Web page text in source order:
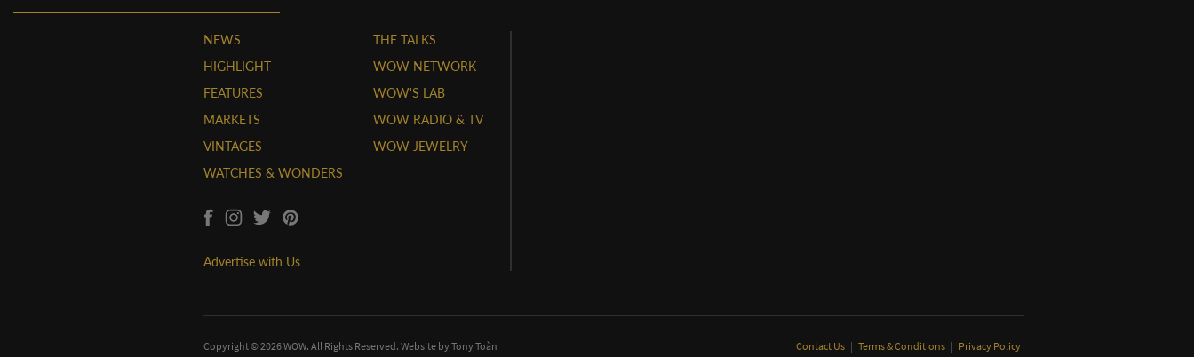
NEWS
HIGHLIGHT
FEATURES
MARKETS
VINTAGES
WATCHES & WONDERS
Advertise with Us
THE TALKS
WOW NETWORK
WOW'S LAB
WOW RADIO & TV
WOW JEWELRY
Copyright © 2026 WOW. All Rights Reserved. Website byTony Toàn Contact Us | Terms & Conditions | Privacy Policy